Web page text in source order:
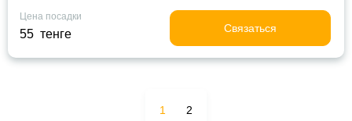
Цена посадки
55 тенге Связаться
1 2